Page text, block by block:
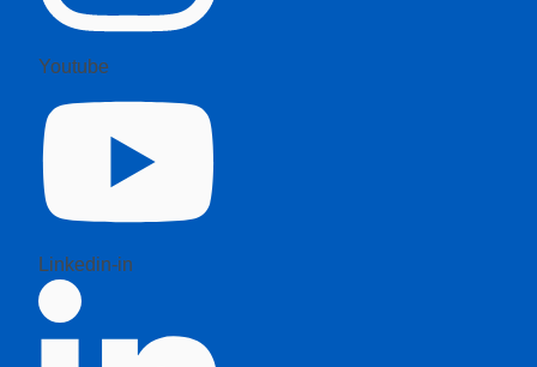
Youtube
Linkedin-in